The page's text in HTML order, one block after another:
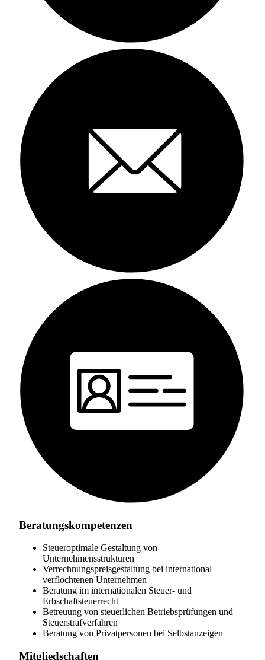
Beratungskompetenzen
Steueroptimale Gestaltung von
Unternehmensstrukturen
Verrechnungspreisgestaltung bei international
verflochtenen Unternehmen
Beratung im internationalen Steuer- und
Erbschaftsteuerrecht
Betreuung von steuerlichen Betriebsprüfungen und
Steuerstrafverfahren
Beratung von Privatpersonen bei Selbstanzeigen
Mitgliedschaften